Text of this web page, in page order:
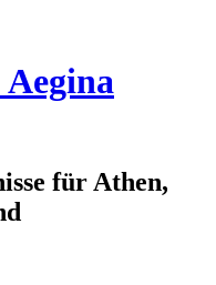
für Athen,